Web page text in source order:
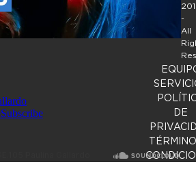
-
All
DE